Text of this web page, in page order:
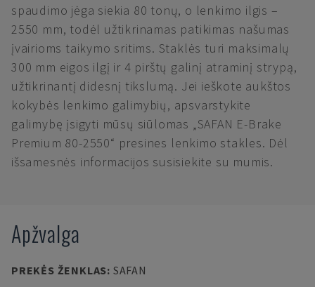
spaudimo jėga siekia 80 tonų, o lenkimo ilgis –
2550 mm, todėl užtikrinamas patikimas našumas
įvairioms taikymo sritims. Staklės turi maksimalų
300 mm eigos ilgį ir 4 pirštų galinį atraminį strypą,
užtikrinantį didesnį tikslumą. Jei ieškote aukštos
kokybės lenkimo galimybių, apsvarstykite
galimybę įsigyti mūsų siūlomas „SAFAN E-Brake
Premium 80-2550“ presines lenkimo stakles. Dėl
išsamesnės informacijos susisiekite su mumis.
Apžvalga
PREKĖS ŽENKLAS: SAFAN